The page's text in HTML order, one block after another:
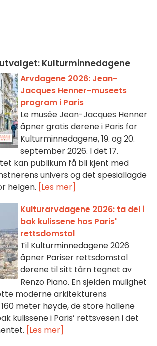
Kulturminnedagene
Arvdagene 2026: Jean-
Jacques Henner-museets
program i Paris
Le musée Jean-Jacques Henner
åpner gratis dørene i Paris for
Kulturminnedagene, 19. og 20.
september 2026. I det 17.
kan publikum få bli kjent med
univers og det spesiallagde
helgen. [Les mer]
Kulturarvdagene 2026: ta del i
bak kulissene hos Paris'
rettsdomstol
Til Kulturminnedagene 2026
åpner Pariser rettsdomstol
dørene til sitt tårn tegnet av
Renzo Piano. En sjelden mulighet
moderne arkitekturens
meter høyde, de store hallene
kulissene i Paris’ rettsvesen i det
[Les mer]